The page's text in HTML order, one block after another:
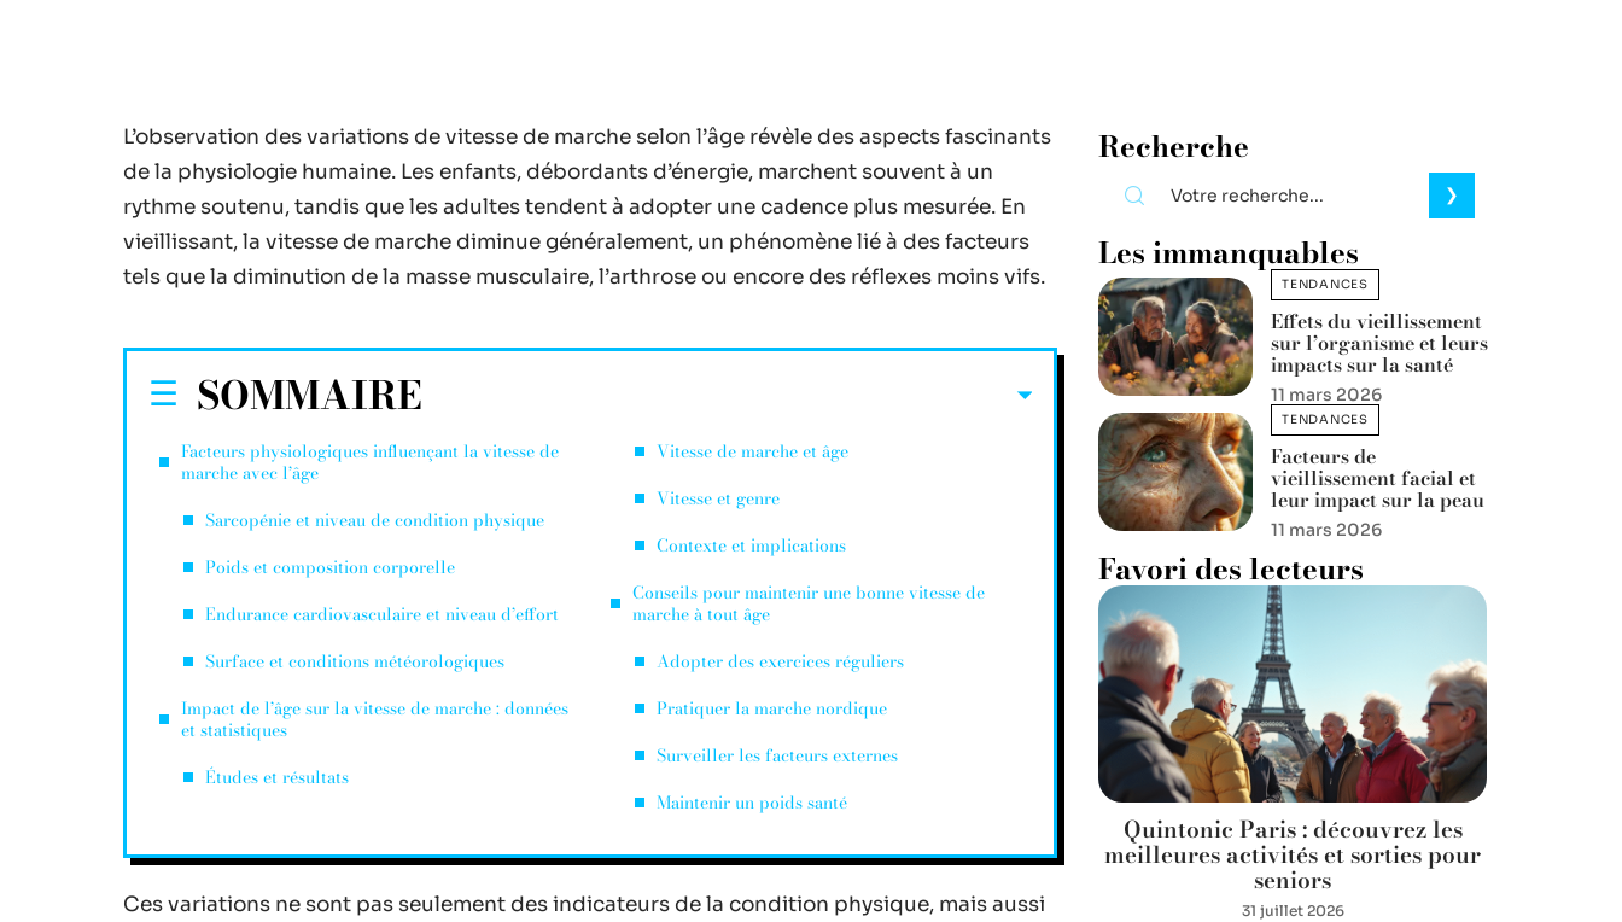
L’observation des variations de vitesse de marche selon l’âge révèle des aspects fascinants
de la physiologie humaine. Les enfants, débordants d’énergie, marchent souvent à un
rythme soutenu, tandis que les adultes tendent à adopter une cadence plus mesurée. En
vieillissant, la vitesse de marche diminue généralement, un phénomène lié à des facteurs
tels que la diminution de la masse musculaire, l’arthrose ou encore des réflexes moins vifs.
SOMMAIRE
Facteurs physiologiques influençant la vitesse de
marche avec l’âge
Sarcopénie et niveau de condition physique
Poids et composition corporelle
Endurance cardiovasculaire et niveau d’effort
Surface et conditions météorologiques
Impact de l’âge sur la vitesse de marche : données
et statistiques
Études et résultats
Vitesse de marche et âge
Vitesse et genre
Contexte et implications
Conseils pour maintenir une bonne vitesse de
marche à tout âge
Adopter des exercices réguliers
Pratiquer la marche nordique
Surveiller les facteurs externes
Maintenir un poids santé
Ces variations ne sont pas seulement des indicateurs de la condition physique, mais aussi
Recherche
Les immanquables
TENDANCES
Effets du vieillissement
sur l’organisme et leurs
impacts sur la santé
11 mars 2026
TENDANCES
Facteurs de
vieillissement facial et
leur impact sur la peau
11 mars 2026
Favori des lecteurs
Quintonic Paris : découvrez les
meilleures activités et sorties pour
seniors
31 juillet 2026